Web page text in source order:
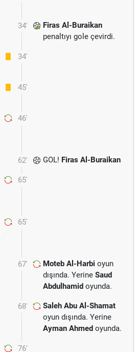
34'
Firas Al-Buraikan
penaltıyı gole çevirdi.
34'
45'
46'
62' GOL! Firas Al-Buraikan
65'
65'
67' Moteb Al-Harbi oyun
dışında. Yerine Saud
Abdulhamid oyunda.
68'
Saleh Abu Al-Shamat
oyun dışında. Yerine
Ayman Ahmed oyunda.
76'